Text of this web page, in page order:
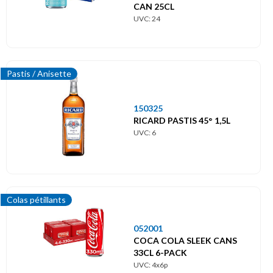
CAN 25CL
UVC: 24
Pastis / Anisette
150325
RICARD PASTIS 45° 1,5L
UVC: 6
Colas pétillants
052001
COCA COLA SLEEK CANS
33CL 6-PACK
UVC: 4x6p